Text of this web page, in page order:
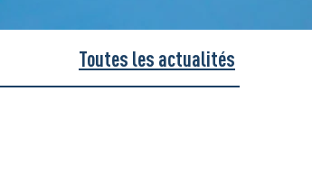
Toutes les actualités